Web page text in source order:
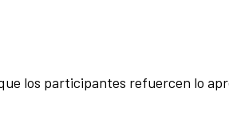
los participantes refuercen lo